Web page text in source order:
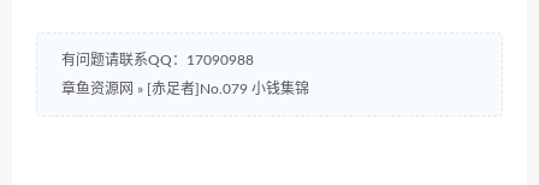
有问题请联系QQ：17090988
章鱼资源网 » [赤足者]No.079 小钱集锦